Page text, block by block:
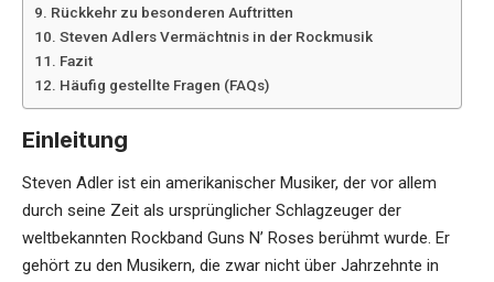
Rückkehr zu besonderen Auftritten
Steven Adlers Vermächtnis in der Rockmusik
Fazit
Häufig gestellte Fragen (FAQs)
Einleitung
Steven Adler ist ein amerikanischer Musiker, der vor allem
durch seine Zeit als ursprünglicher Schlagzeuger der
weltbekannten Rockband Guns N’ Roses berühmt wurde. Er
gehört zu den Musikern, die zwar nicht über Jahrzehnte in